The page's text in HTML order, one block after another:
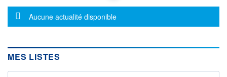
DONNÉES TEMPS DIFFÉRÉ
Politique d'exécution
Cotation sur les autres places
0,0000
0,0000 0,0000
Message d'information
Aucune actualité disponible
MES LISTES